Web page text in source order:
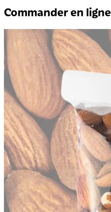
Commander en ligne